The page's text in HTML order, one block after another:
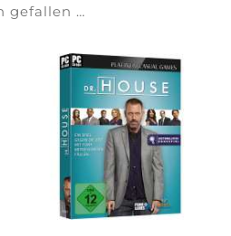
gefallen …